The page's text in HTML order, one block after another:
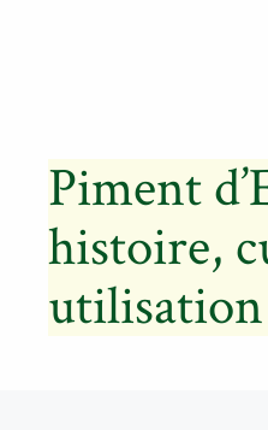
Piment
histoire,